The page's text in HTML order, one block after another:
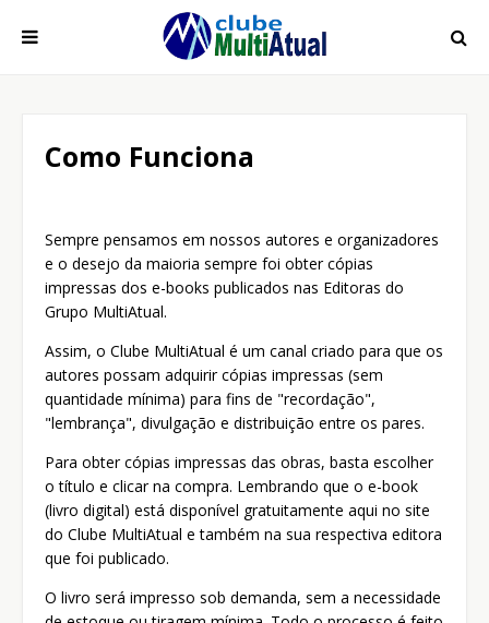
Como Funciona
Sempre pensamos em nossos autores e organizadores
e o desejo da maioria sempre foi obter cópias
impressas dos e-books publicados nas Editoras do
Grupo MultiAtual.
Assim, o Clube MultiAtual é um canal criado para que os
autores possam adquirir cópias impressas (sem
quantidade mínima) para fins de "recordação",
"lembrança", divulgação e distribuição entre os pares.
Para obter cópias impressas das obras, basta escolher
o título e clicar na compra. Lembrando que o e-book
(livro digital) está disponível gratuitamente aqui no site
do Clube MultiAtual e também na sua respectiva editora
que foi publicado.
O livro será impresso sob demanda, sem a necessidade